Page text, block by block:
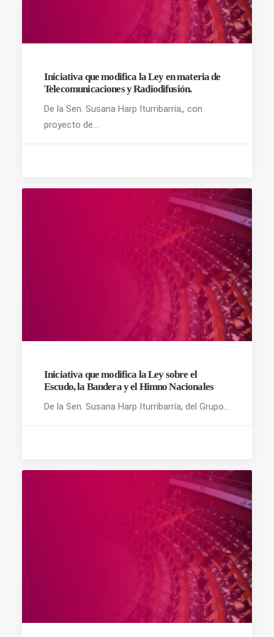
Iniciativa que modifica la Ley en materia de
Telecomunicaciones y Radiodifusión.
De la Sen. Susana Harp Iturribarría,, con
proyecto de…
Iniciativa que modifica la Ley sobre el
Escudo, la Bandera y el Himno Nacionales
De la Sen. Susana Harp Iturribarría, del Grupo…